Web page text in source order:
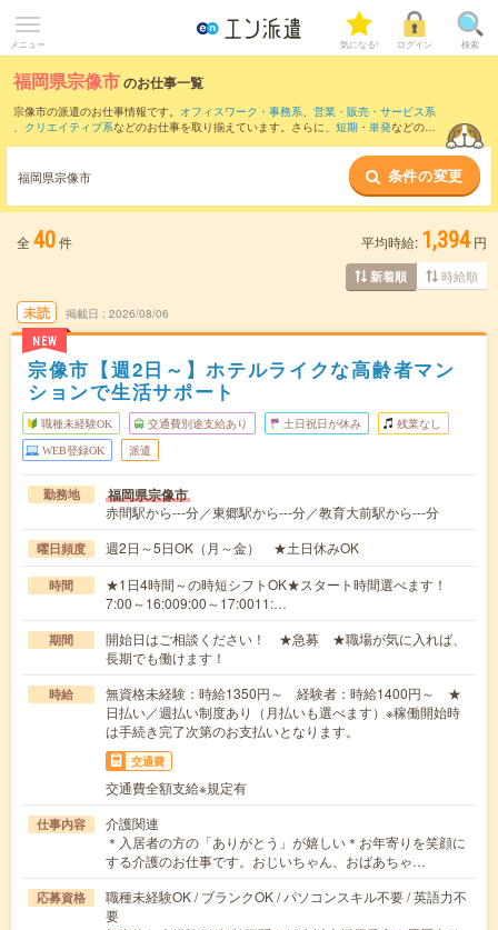
メニュー 気になる! ログイン 検索
福岡県宗像市のお仕事一覧
宗像市の派遣のお仕事情報です。 オフィスワーク・事務系、 営業・販売・サービス系
、 クリエイティブ系などのお仕事を取り揃えています。さらに、 短期 ・ 単発などの期
また、古賀市・
など隣接エリアのお仕事もご確認い
ただけます。
福岡県宗像市 条件の変更
全 40件 平均時給: 1,394 円
新着順 時給順
未読
NEW
掲載日 2026/08/06
宗像市【週2日～】ホテルライクな高齢者マン
ションで生活サポート
職種未経験OK 交通費別途支給あり 土日祝日が休み 残業なし
WEB登録OK 派遣
勤務地 福岡県宗像市
赤間駅から---分／東郷駅から---分／教育大前駅から---分
曜日頻度 週2日～5日OK（月～金） ★土日休みOK
時間
★1日4時間～の時短シフトOK★スタート時間選べます！
7:00～16:009:00～17:0011:…
期間
開始日はご相談ください！ ★急募 ★職場が気に入れば、
長期でも働けます！
時給
無資格未経験：時給1350円～ 経験者：時給1400円～ ★
日払い／週払い制度あり（月払いも選べます）※稼働開始時
は手続き完了次第のお支払いとなります。
交通費
交通費全額支給※規定有
仕事内容
介護関連
＊入居者の方の「ありがとう」が嬉しい＊お年寄りを笑顔に
する介護のお仕事です。おじいちゃん、おばあちゃ…
応募資格
職種未経験OK / ブランクOK / パソコンスキル不要 / 英語力不
要